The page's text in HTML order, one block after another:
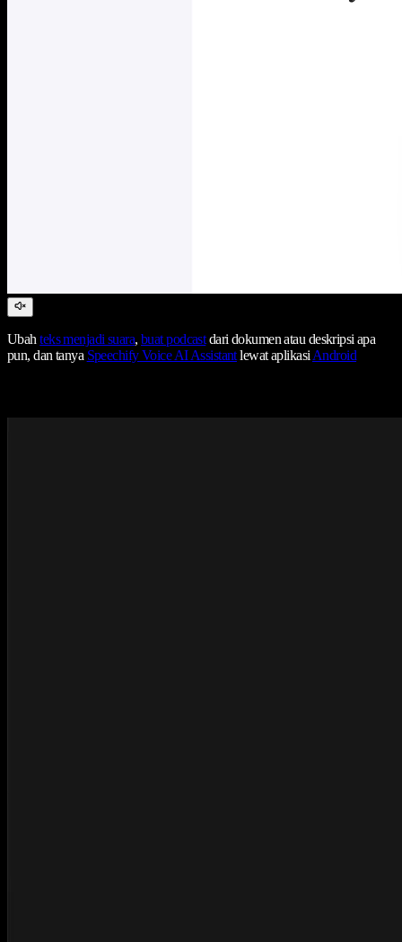
Ubahteks menjadi suara,buat podcastdari dokumen atau deskripsi apa
pun, dan tanya Speechify Voice AI Assistantlewat aplikasiAndroid